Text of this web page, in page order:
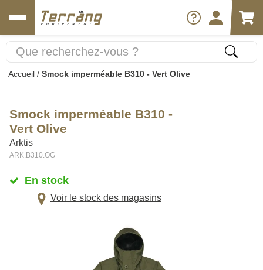
Accueil / Smock imperméable B310 - Vert Olive
Smock imperméable B310 -
Vert Olive
Arktis
ARK.B310.OG
En stock
Voir le stock des magasins